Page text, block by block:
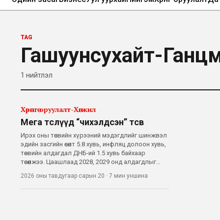
TAG
Гашуунсухайт-
1 нийтлэл
Хөрөнгө оруулалт-Хөгжил
Мега төслүүд “чихэлдсэн” төсөв
Ирэх оны төсвийн хүрээний мэдэгдлийг шинжвэл
эдийн засгийн өсөлт 5.8 хувь, инфляц долоон хувь,
төсвийн алдагдал ДНБ-ий 1.5 хувь байхаар
төсөөлжээ. Цаашлаад 2028, 2029 онд алдагдлыг
харвал сахилга бат сайтай төсөв гэж хэлж
болохоор. Гэхдээ 2027 оны тө
2026 оны тавдугаар сарын 20 · 7 мин уншина